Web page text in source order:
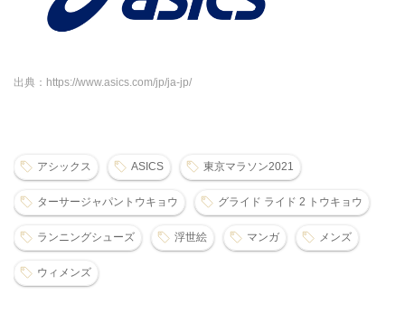
出典：https://www.asics.com/jp/ja-jp/
アシックス ASICS 東京マラソン2021
ターサージャパントウキョウ グライド ライド 2 トウキョウ
ランニングシューズ 浮世絵 マンガ メンズ
ウィメンズ